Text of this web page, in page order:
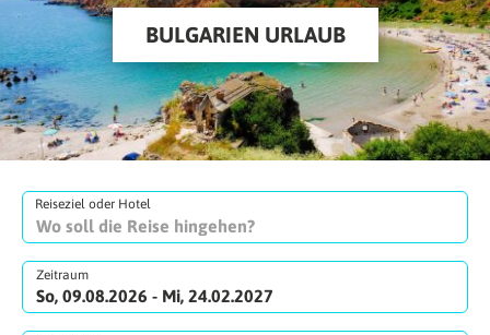
BULGARIEN URLAUB
Reiseziel oder Hotel
Zeitraum
So, 09.08.2026 - Mi, 24.02.2027